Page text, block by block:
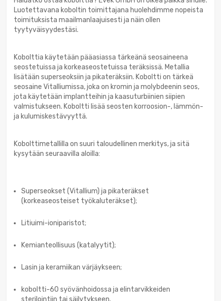
Luotettavana koboltin toimittajana huolehdimme nopeista
toimituksista maailmanlaajuisesti ja näin ollen
tyytyväisyydestäsi.
Kobolttia käytetään pääasiassa tärkeänä seosaineena
seostetuissa ja korkeaseostetuissa teräksissä. Metallia
lisätään superseoksiin ja pikateräksiin. Koboltti on tärkeä
seosaine Vitalliumissa, joka on kromin ja molybdeenin seos,
jota käytetään implantteihin ja kaasuturbiinien siipien
valmistukseen. Koboltti lisää seosten korroosion-, lämmön-
ja kulumiskestävyyttä.
Kobolttimetallilla on suuri taloudellinen merkitys, ja sitä
kysytään seuraavilla aloilla:
Superseokset (Vitallium) ja pikateräkset
(korkeaseosteiset työkaluteräkset);
Litiuimi-ioniparistot;
Kemianteollisuus (katalyytit);
Lasin ja keramiikan värjäykseen;
koboltti-60 syövänhoidossa ja elintarvikkeiden